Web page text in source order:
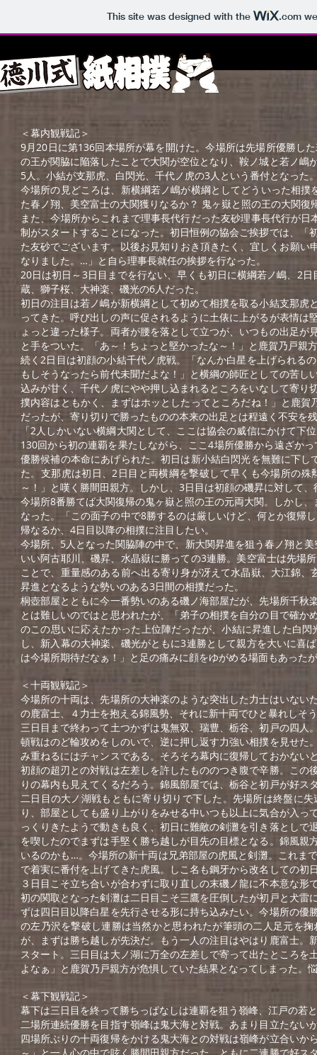
This site was designed with the .com
＜幕内観戦記＞
9月20日に第136回本場所が幕を開けた。今場所は先場所優勝し
の王が関脇に陥落したことで大関が空位となり、鞍ノ城と若ノ
5人。小結が支那虎、白閃光、千代ノ虎の3人という番付となった
今場所の見どころは、新横綱若ノ嶋が横綱としてどういった相
た春ノ翔、美空富士の大関獲りなるか？ 鬼ヶ嶽と照の王の大関
また、今場所からこれまで理事長代行だった友砂理事長代行が
制がスタートすることになった。初日恒例の協会ご挨拶では、
た友砂でございます。以後お見知りおき頂きたく、宜しくお願
なりました。…」と自ら理事長就任の挨拶を行なった。
20日は初日～3日目までを行ない、早くも初日に横綱若ノ嶋、2
蔵、獅子桜、大神楽、磯光の6人だった。
初日の注目は若ノ嶋が新横綱として初めて相撲を取る小結支那
ってきた。呼び出しの声に促されるように土俵に上がるが表情
ょっと違った様子。両者が腰を落として立つが、いつもの出足
と手をついた。「あ～！ちょっと堅かったな～！」と鹿賀乃戸親
続く2日目は初顔の小結千代ノ虎戦。「なんか白星を上げられる
もしそうなったら前代未聞だよな！」と横綱の師匠としての苦
込みが甘く、千代ノ虎にやや押し込まれるところをいなして寄
撲内容はともかく、まずはホッとしたってところだね！」と鹿
だったが、寄り切りで勝ったものの本来の出足とは程遠く不安を
「2人しかいない横綱大関として、ここは協会の威信にかけて
130回から初の連覇を果たしながら、ここ4場所優勝から遠ざか
優勝候補の本命にあげられた。初日は新小結白閃光を無難に下
た。支那虎は初日、2日目と両横綱を撃破して早くも今場所の
～！」と嘆く勝間田親方。しかし、3日目は初顔の磯昇に対して
今場所8番勝てば大関復帰の鬼ヶ嶽と照の王の元両大関。しかし
なった。「この面子の中で8勝するのは厳しいけど、何とか復帰
帰なるか、4日目以降の相撲に注目したい。
今場所、5人となった関脇陣の中で、新大関昇進を狙う春ノ翔と
いい阿古耶川、磯昇、水晶嶽に勝っての3連勝。美空富士は先場
ことで、重量感のある前へ出る寄り身が冴えて水晶嶽、大江錦
昇進となるような勢いのある3日間の相撲だった。
桐壺部屋とともに今一番勢いのある磯ノ海部屋だが、先場所千
とは難しいのではと思われたが、「弟子の相撲を自分の目で確
のこの思いに応えたかった上位陣だったが、小結に昇進した白
し、新入幕の大神楽、磯光がともに3連勝として親方を大いに喜
は今場所期待だなぁ！」と足の痛みに顔をゆがめる場面もあった
＜十両観戦記＞
今場所の十両は、先場所の大神楽のような突出した力士はいな
の鹿富士、４力士を抱える錦風勢、それに新十両でひと暴れしそ
三日目まで終わって土つかずは鬼無双、瑞豊、栃谷、初戸の四
頓戦はのど輪攻めをしのいで、逆に押し返す力強い相撲を見せ
み重ねるにはチャンスである。そろそろ幕内に復帰しておかな
初顔の超刃との対戦は左差しを許したもののつき腹で辛勝。こ
りの幕内も見えてくるだろう。錦風部屋では、栃谷と初戸が好
二日目の大ノ湖戦もともに寄り切りで下した。先場所は終盤に
り、部屋としても盛り上がりをみせる中いつも以上に気合が入
っくりきたようで動きも良く、初日に難敵の剣灘を引き落とし
を喫したのでまずは手堅く勝ち越しが目先の目標となる。錦風
いるのかも…。今場所の新十両は兄弟部屋の虎風と剣灘。これま
で着実に番付を上げてきた虎風。しこ名も鋼牙から改名しての
３日目こそ立ち合いが合わずに取り直しの末磯ノ龍に不本意な
初の関取となった剣灘は二日目こそ三鷹を圧倒したが初戸と犬
ずは四日目以降白星を先行させる形に持ち込みたい。今場所の
の左乃沢を撃破し連勝は当然かと思われたが筆頭の二人足元を
が、まずは勝ち越しが先決だ。もう一人の注目はやはり鹿富士
スタート。三日目は大ノ湖に万全の左差しで寄って出たところ
よなぁ」と鹿賀乃戸親方が危惧していた結果となってしまった。
＜幕下観戦記＞
幕下は三日目を終って勝ちっぱなしは連覇を狙う嶺峰、江戸の若
二場所連続優勝を目指す嶺峰は鬼大海と対戦。あまり目立たな
四場所ぶりの十両復帰をかける鬼大海との対戦は嶺峰が立合い